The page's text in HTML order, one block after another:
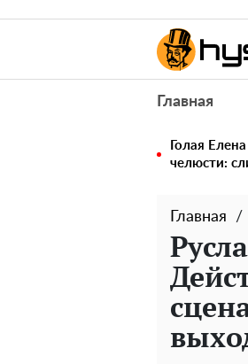
Главная
Голая
челюсти:
Главная